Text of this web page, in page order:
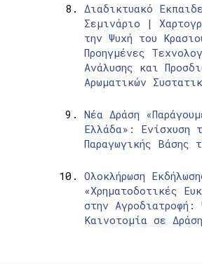
Διαδικτυακό
Σεμινάριο |
την Ψυχή του
Προηγμένες
Ανάλυσης και
Αρωματικών
Νέα Δράση
Ελλάδα»: Ενίσχυση
Παραγωγικής Βάσης
Ολοκλήρωση
«Χρηματοδοτικές
στην Αγροδιατροφή:
Καινοτομία σε